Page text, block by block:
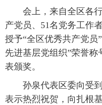
会上，来自全区各行
产党员、51名党务工作
授予“全区优秀共产党员
先进基层党组织”荣誉
表颁奖。
孙泉代表区委向受到
表示热烈祝贺，向扎根